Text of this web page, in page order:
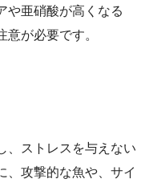
や亜硝酸が高くなる
が必要です。
、ストレスを与えない
、攻撃的な魚や、サイ